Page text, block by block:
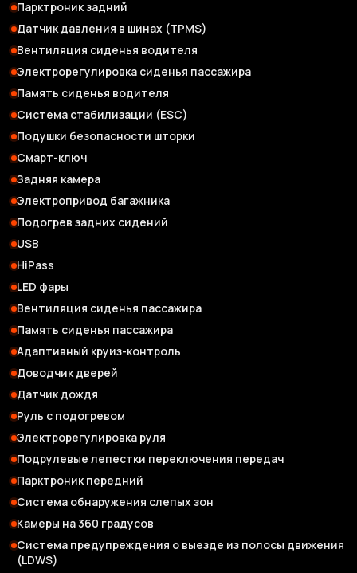
Парктроник задний
Датчик давления в шинах (TPMS)
Вентиляция сиденья водителя
Электрорегулировка сиденья пассажира
Память сиденья водителя
Система стабилизации (ESC)
Подушки безопасности шторки
Смарт-ключ
Задняя камера
Электропривод багажника
Подогрев задних сидений
USB
HiPass
LED фары
Вентиляция сиденья пассажира
Память сиденья пассажира
Адаптивный круиз-контроль
Доводчик дверей
Датчик дождя
Руль с подогревом
Электрорегулировка руля
Подрулевые лепестки переключения передач
Парктроник передний
Система обнаружения слепых зон
Камеры на 360 градусов
Система предупреждения о выезде из полосы движения
(LDWS)